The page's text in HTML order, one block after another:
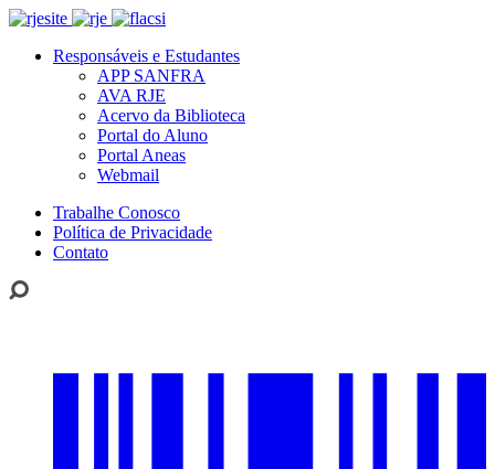
Responsáveis e Estudantes
APP SANFRA
AVA RJE
Acervo da Biblioteca
Portal do Aluno
Portal Aneas
Webmail
Trabalhe Conosco
Política de Privacidade
Contato